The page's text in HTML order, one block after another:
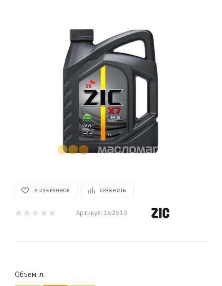
В ИЗБРАННОЕ СРАВНИТЬ
Артикул: 162610
Объем, л.